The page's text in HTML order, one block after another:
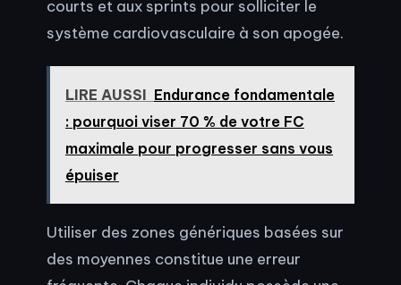
courts et aux sprints pour solliciter le
système cardiovasculaire à son apogée.
LIRE AUSSI Endurance fondamentale
: pourquoi viser 70 % de votre FC
maximale pour progresser sans vous
épuiser
Utiliser des zones génériques basées sur
des moyennes constitue une erreur